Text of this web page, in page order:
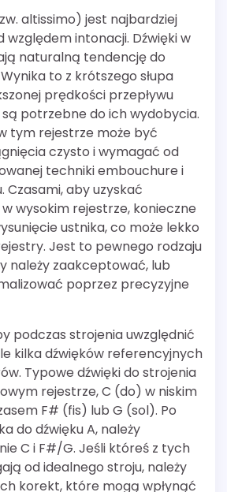
altissimo) jest najbardziej
intonacji. Dźwięki w
naturalną tendencję do
to z krótszego słupa
prędkości przepływu
potrzebne do ich wydobycia.
tym rejestrze może być
czysto i wymagać od
techniki embouchure i
Czasami, aby uzyskać
wysokim rejestrze, konieczne
ustnika, co może lekko
Jest to pewnego rodzaju
należy zaakceptować, lub
poprzez precyzyjne
podczas strojenia uwzględnić
kilka dźwięków referencyjnych
Typowe dźwięki do strojenia
rejestrze, C (do) w niskim
F# (fis) lub G (sol). Po
do dźwięku A, należy
C i F#/G. Jeśli któreś z tych
od idealnego stroju, należy
korekt, które mogą wpłynąć